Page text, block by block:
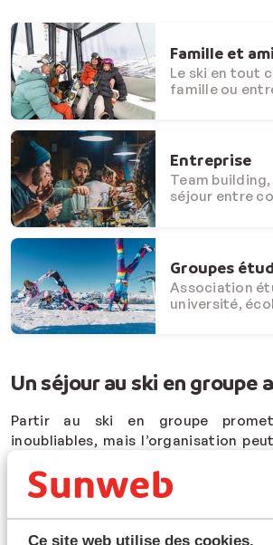
Ce site web utilise des cookies.
Famille et
Le ski en tout
famille ou
Entreprise
Team
séjour entre
Groupes
Association
université,
Un séjour au ski en groupe
Partir au ski en groupe
inoubliables, mais l’organisation
chambres simultanément ? Trouver
qui convienne à tout le monde ? Si
collègues, la destination doit
débutants comme aux